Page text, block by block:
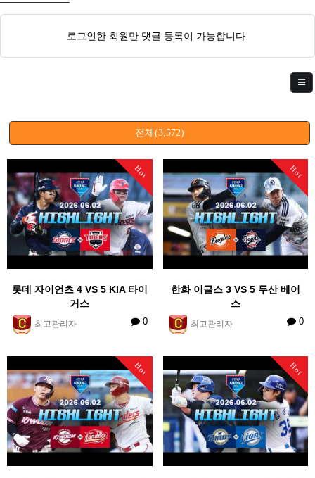
로그인한 회원만 댓글 등록이 가능합니다.
전체(3,572)
Hot
롯데 자이언츠 4 VS 5 KIA 타이
거스
최고관리자 0
Hot
한화 이글스 3 VS 5 두산 베어
스
최고관리자 0
Hot Hot